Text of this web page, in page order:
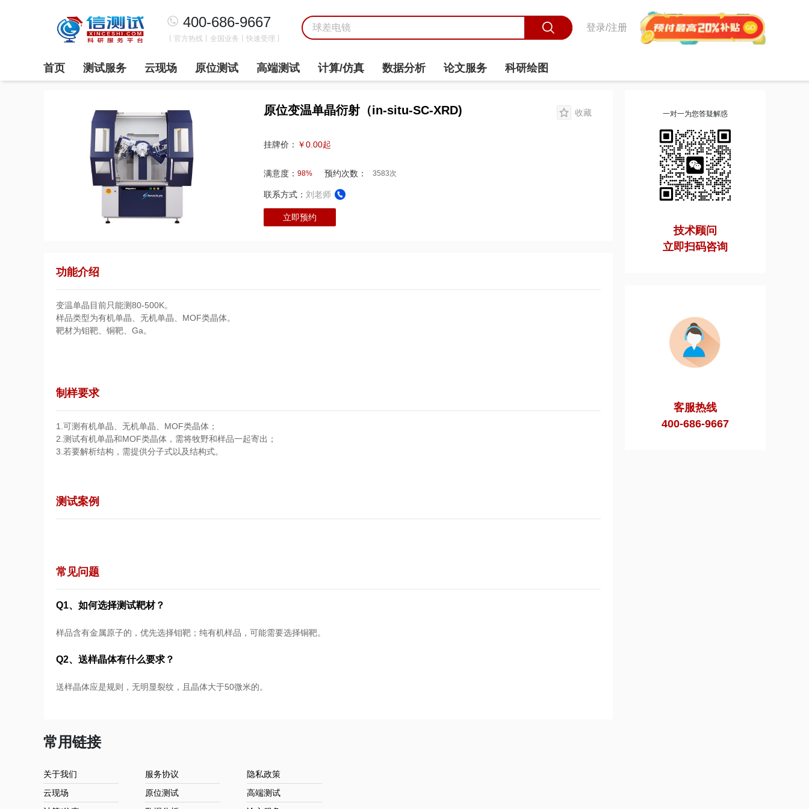
400-686-9667
丨官方热线丨全国业务丨快速受理丨
登录/注册
首页 测试服务 云现场 原位测试 高端测试 计算/仿真 数据分析 论文服务 科研绘图
原位变温单晶衍射（in-situ-SC-XRD) 收藏
挂牌价： ￥0.00起
满意度： 98% 预约次数： 3583次
联系方式： 刘老师
立即预约
功能介绍
变温单晶目前只能测80-500K。
样品类型为有机单晶、无机单晶、MOF类晶体。
靶材为钼靶、铜靶、Ga。
制样要求
1.可测有机单晶、无机单晶、MOF类晶体；
2.测试有机单晶和MOF类晶体，需将牧野和样品一起寄出；
3.若要解析结构，需提供分子式以及结构式。
测试案例
常见问题
Q1、如何选择测试靶材？
样品含有金属原子的，优先选择钼靶；纯有机样品，可能需要选择铜靶。
Q2、送样晶体有什么要求？
送样晶体应是规则，无明显裂纹，且晶体大于50微米的。
一对一为您答疑解惑
技术顾问
立即扫码咨询
客服热线
400-686-9667
常用链接
关于我们 服务协议
隐私政策
云现场
原位测试
高端测试